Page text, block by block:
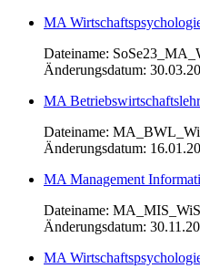
MA
Dateiname:
Änderungsdatum:
MA
Dateiname:
Änderungsdatum:
MA Management
Dateiname:
Änderungsdatum:
MA